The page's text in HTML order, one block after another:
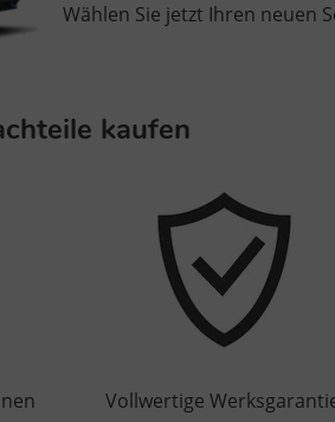
Wählen Sie jetzt Ihren neuen
kaufen
Vollwertige